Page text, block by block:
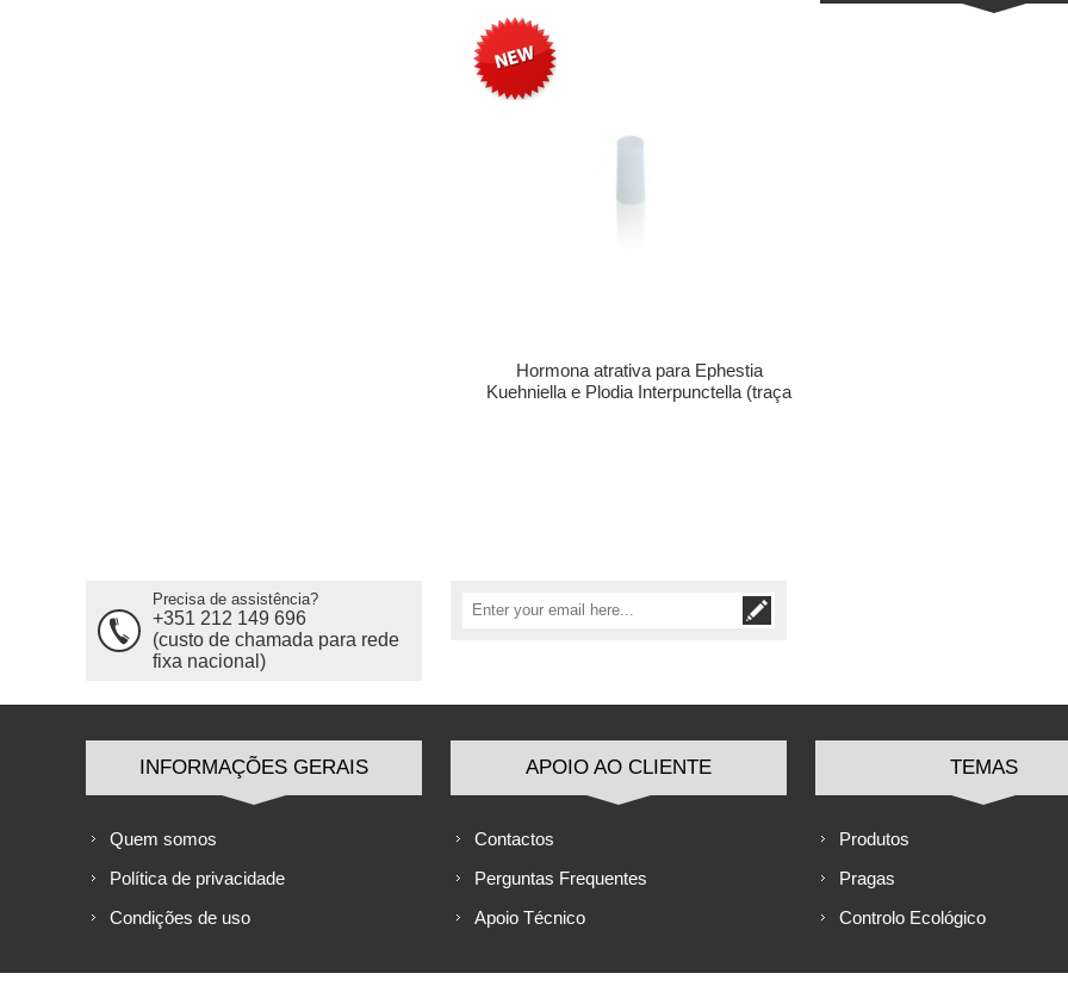
Hormona atrativa para Ephestia
Kuehniella e Plodia Interpunctella (traça
Precisa de assistência?
+351 212 149 696
(custo de chamada para rede
fixa nacional)
INFORMAÇÕES GERAIS
Quem somos
Política de privacidade
Condições de uso
APOIO AO CLIENTE
Contactos
Perguntas Frequentes
Apoio Técnico
TEMAS
Produtos
Pragas
Controlo Ecológico